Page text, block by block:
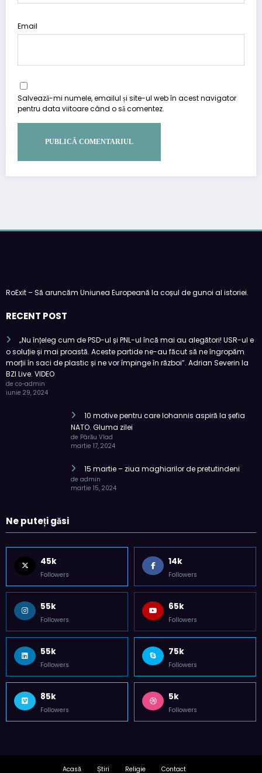
Email
Salvează-mi numele, emailul și site-ul web în acest navigator
pentru data viitoare când o să comentez.
RoExit – Să aruncăm Uniunea Europeană la coșul de gunoi al istoriei.
RECENT POST
„Nu înțeleg cum de PSD-ul și PNL-ul încă mai au alegători! USR-ul e
o soluție și mai proastă. Aceste partide ne-au făcut să ne îngropăm
morții în saci de plastic și ne vor împinge în război”. Adrian Severin la
BZI Live. VIDEO
de co-admin
iunie 29, 2024
10 motive pentru care Iohannis aspiră la șefia
NATO. Gluma zilei
de Pârău Vlad
martie 17, 2024
15 martie – ziua maghiarilor de pretutindeni
de admin
martie 15, 2024
Ne puteți găsi
45k
Followers
14k
Followers
55k
Followers
65k
Followers
55k
Followers
75k
Followers
85k
Followers
5k
Followers
Acasă Știri Religie Contact